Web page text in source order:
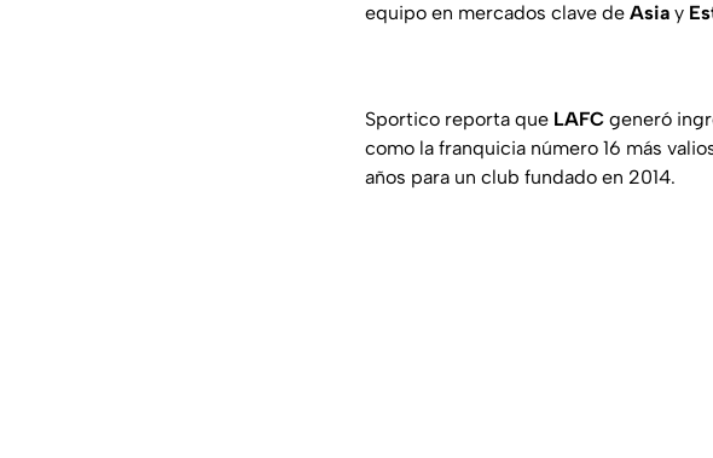
equipo en mercados clave de Asia y
Sportico reporta que LAFC generó
como la franquicia número 16 más
años para un club fundado en 2014.